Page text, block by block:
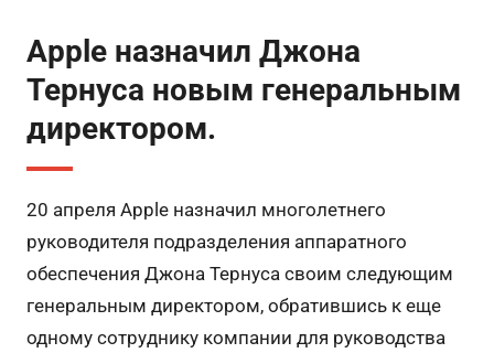
Apple назначил Джона
Тернуса новым генеральным
директором.
20 апреля Apple назначил многолетнего
руководителя подразделения аппаратного
обеспечения Джона Тернуса своим следующим
генеральным директором, обратившись к еще
одному сотруднику компании для руководства